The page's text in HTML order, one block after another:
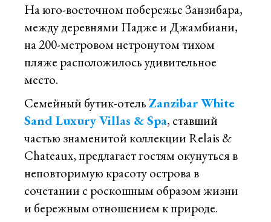
На юго-восточном побережье Занзибара,
между деревнями Падже и Джамбиани,
на 200-метровом нетронутом тихом
пляже расположилось удивительное
место.
Семейный бутик-отельZanzibar White
Sand Luxury Villas & Spa, ставший
частью знаменитой коллекции Relais &
Chateaux, предлагает гостям окунуться в
неповторимую красоту острова в
сочетании с роскошным образом жизни
и бережным отношением к природе.